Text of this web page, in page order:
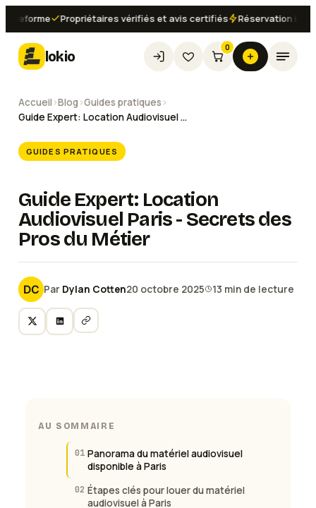
Propriétaires vérifiés et avis certifiés Réservation
lokio
0
Accueil ›Blog›Guides pratiques ›
Guide Expert: Location Audiovisuel Paris - Secrets des Pros du Métier
GUIDES PRATIQUES
Guide Expert: Location
Audiovisuel Paris - Secrets des
Pros du Métier
Par Dylan Cotten20 octobre 2025 13 min de lecture
AU SOMMAIRE
01 Panorama du matériel audiovisuel
disponible à Paris
02 Étapes clés pour louer du matériel
audiovisuel à Paris